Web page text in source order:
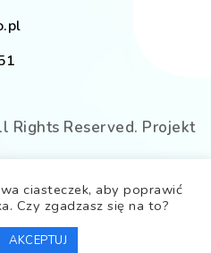
Rights Reserved. Projekt
ciasteczek, aby poprawić
Czy zgadzasz się na to?
AKCEPTUJ